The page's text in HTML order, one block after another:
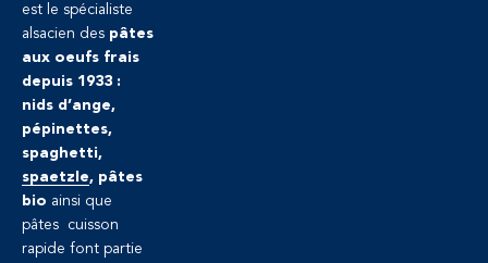
est le spécialiste
alsacien des pâtes
aux oeufs frais
depuis 1933 :
nids d’ange,
pépinettes,
spaghetti,
spaetzle, pâtes
bio ainsi que
pâtes cuisson
rapide font partie